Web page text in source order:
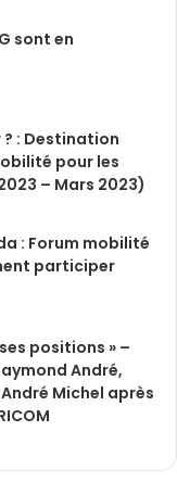
sont en
: Destination
pour les
– Mars 2023)
: Forum mobilité
participer
positions » –
André,
Michel après